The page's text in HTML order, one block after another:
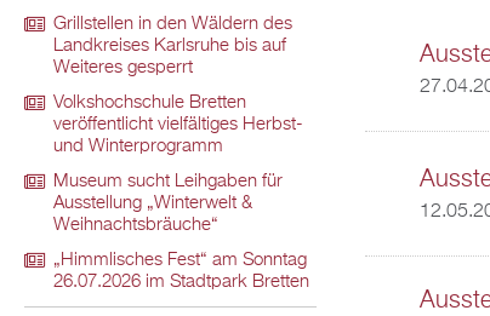
Grillstellen in den Wäldern des
Landkreises Karlsruhe bis auf
Weiteres gesperrt
Volkshochschule Bretten
veröffentlicht vielfältiges Herbst-
und Winterprogramm
Museum sucht Leihgaben für
Ausstellung „Winterwelt &
Weihnachtsbräuche“
„Himmlisches Fest“ am Sonntag
26.07.2026 im Stadtpark Bretten